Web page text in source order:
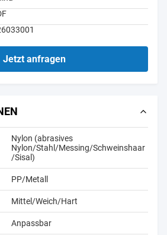
Jetzt anfragen
Nylon (abrasives
Nylon/Stahl/Messing/Schweinshaar
/Sisal)
PP/Metall
Mittel/Weich/Hart
Anpassbar